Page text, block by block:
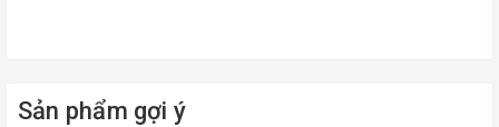
Tần số
Sản phẩm gợi ý